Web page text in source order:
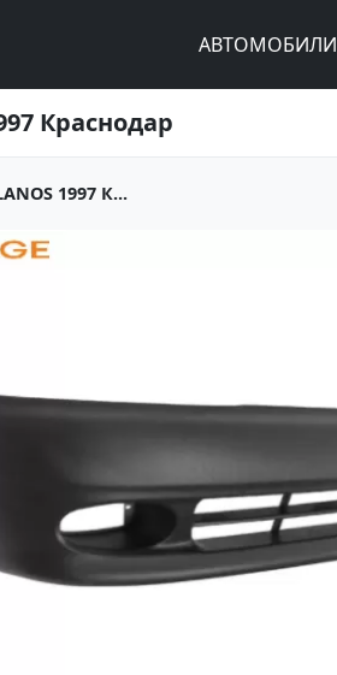
АВТОМОБИЛИ
Краснодар
1997 К...